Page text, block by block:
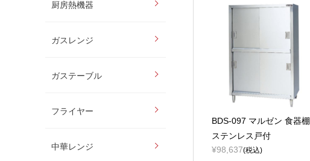
厨房熱機器
ガスレンジ
ガステーブル
フライヤー
中華レンジ
BDS-097 マルゼン 食器棚
ステンレス戸付
¥98,637(税込)